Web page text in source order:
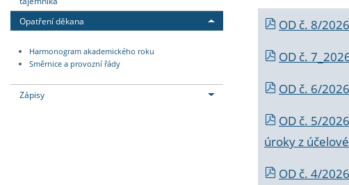
Opatření děkana
Harmonogram akademického roku
Směrnice a provozní řády
Zápisy
OD č. 8/
OD č.
OD č. 6/
OD č. 5/
úroky z
OD č. 4/